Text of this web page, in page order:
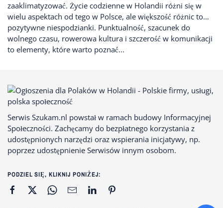
zaaklimatyzować. Życie codzienne w Holandii różni się w
wielu aspektach od tego w Polsce, ale większość różnic to…
pozytywne niespodzianki. Punktualność, szacunek do
wolnego czasu, rowerowa kultura i szczerość w komunikacji
to elementy, które warto poznać...
Serwis Szukam.nl powstał w ramach budowy Informacyjnej
Społeczności. Zachęcamy do bezpłatnego korzystania z
udostępnionych narzędzi oraz wspierania inicjatywy, np.
poprzez udostępnienie Serwisów innym osobom.
PODZIEL SIĘ, KLIKNIJ PONIŻEJ: